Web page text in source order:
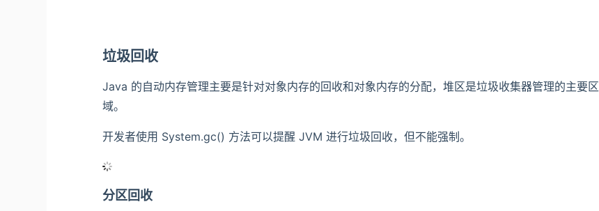
垃圾回收
Java 的自动内存管理主要是针对对象内存的回收和对象内存的分配，堆区是垃圾收集器管理的主要区
域。
开发者使用 System.gc() 方法可以提醒 JVM 进行垃圾回收，但不能强制。
分区回收